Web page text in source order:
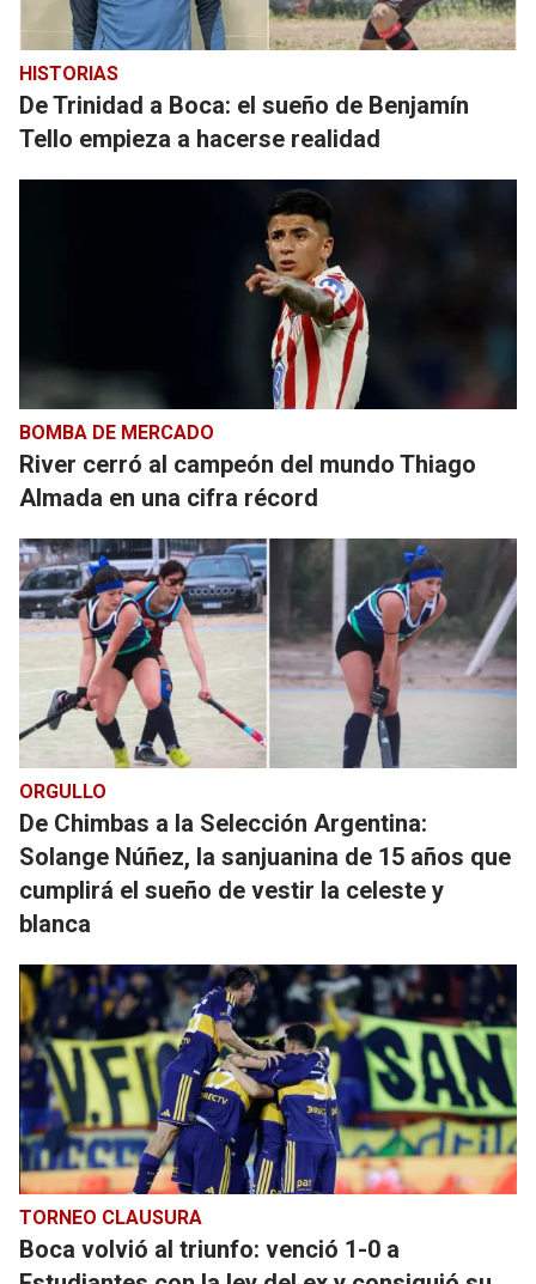
HISTORIAS
De Trinidad a Boca: el sueño de Benjamín
Tello empieza a hacerse realidad
BOMBA DE MERCADO
River cerró al campeón del mundo Thiago
Almada en una cifra récord
ORGULLO
De Chimbas a la Selección Argentina:
Solange Núñez, la sanjuanina de 15 años que
cumplirá el sueño de vestir la celeste y
blanca
TORNEO CLAUSURA
Boca volvió al triunfo: venció 1-0 a